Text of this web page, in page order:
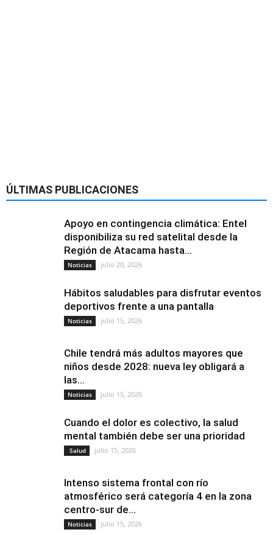
ÚLTIMAS PUBLICACIONES
Apoyo en contingencia climática: Entel
disponibiliza su red satelital desde la
Región de Atacama hasta...
Noticias julio 20, 2026
Hábitos saludables para disfrutar eventos
deportivos frente a una pantalla
Noticias julio 15, 2026
Chile tendrá más adultos mayores que
niños desde 2028: nueva ley obligará a
las...
Noticias julio 15, 2026
Cuando el dolor es colectivo, la salud
mental también debe ser una prioridad
Salud julio 15, 2026
Intenso sistema frontal con río
atmosférico será categoría 4 en la zona
centro-sur de...
Noticias julio 15, 2026